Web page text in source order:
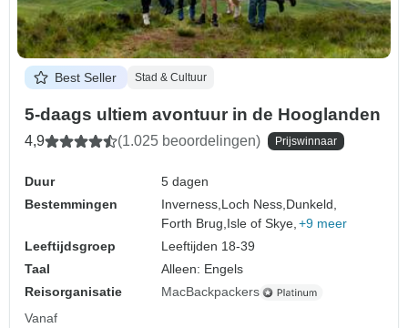
Best Seller Stad & Cultuur
5-daags ultiem avontuur in de Hooglanden
4,9 (1.025 beoordelingen) Prijswinnaar
Duur
5 dagen
Bestemmingen
Inverness,Loch Ness,Dunkeld,
Forth Brug,Isle of Skye, +9 meer
Leeftijdsgroep
Leeftijden 18-39
Taal
Alleen: Engels
Reisorganisatie
MacBackpackers
Vanaf